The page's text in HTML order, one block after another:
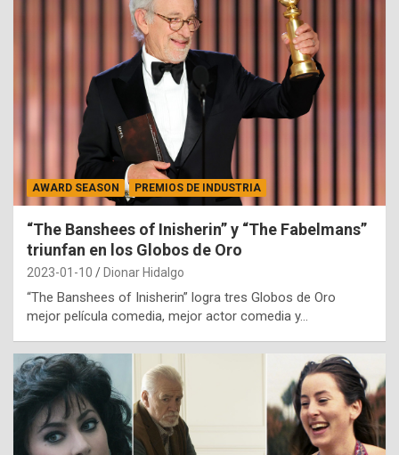
AWARD SEASON PREMIOS DE INDUSTRIA
“The Banshees of Inisherin” y “The Fabelmans”
triunfan en los Globos de Oro
2023-01-10 Dionar Hidalgo
“The Banshees of Inisherin” logra tres Globos de Oro
mejor película comedia, mejor actor comedia y…